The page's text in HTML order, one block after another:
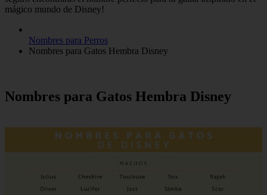
mágico mundo de Disney!
Nombres para Perros
Nombres para Gatos Hembra Disney
Nombres para Gatos Hembra Disney